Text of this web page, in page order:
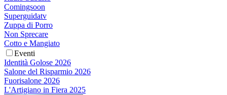
Comingsoon
Superguidatv
Zuppa di Porro
Non Sprecare
Cotto e Mangiato
Eventi
Identità Golose 2026
Salone del Risparmio 2026
Fuorisalone 2026
L'Artigiano in Fiera 2025